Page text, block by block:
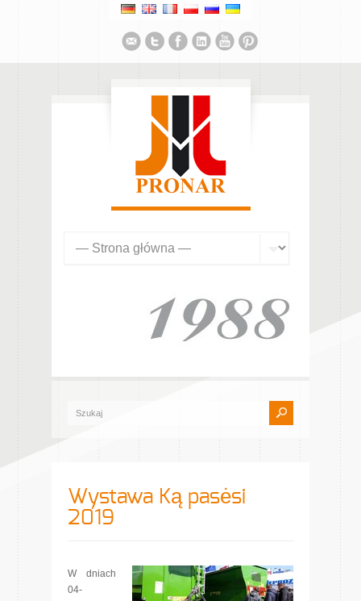
Wystawa Ką pasėsi
2019
W dniach
04-